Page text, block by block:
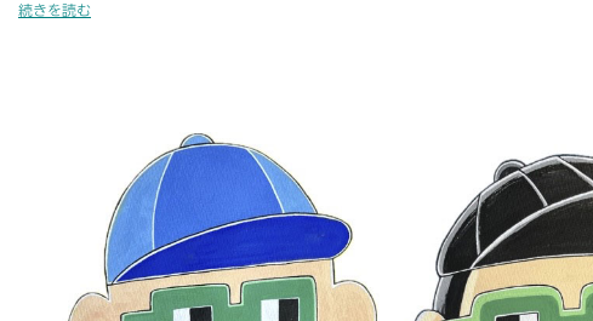
続きを読む